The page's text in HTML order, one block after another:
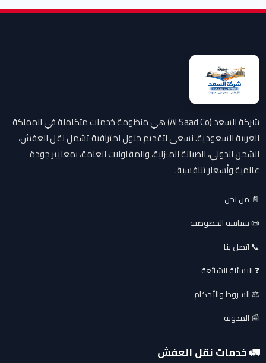
شركة السعد (Al Saad Co) هي منظومة خدمات متكاملة في المملكة
العربية السعودية. نسعى لتقديم حلول احترافية تشمل نقل العفش،
الشحن الدولي، الصيانة المنزلية، والمقاولات العامة، بمعايير جودة
عالمية وأسعار تنافسية.
📄 من نحن
📜 سياسة الخصوصية
📞 اتصل بنا
❓ الاسئلة الشائعة
⚖️ الشروط والأحكام
📰 المدونة
🚛 خدمات نقل العفش